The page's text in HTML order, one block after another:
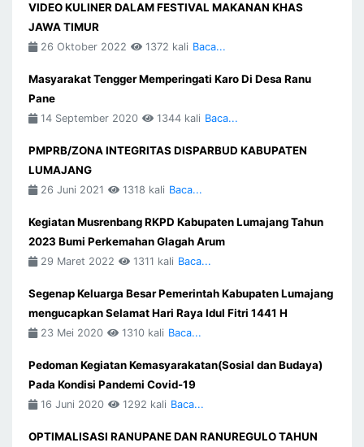
VIDEO KULINER DALAM FESTIVAL MAKANAN KHAS
JAWA TIMUR
26 Oktober 2022 1372 kali Baca...
Masyarakat Tengger Memperingati Karo Di Desa Ranu
Pane
14 September 2020 1344 kali Baca...
PMPRB/ZONA INTEGRITAS DISPARBUD KABUPATEN
LUMAJANG
26 Juni 2021 1318 kali Baca...
Kegiatan Musrenbang RKPD Kabupaten Lumajang Tahun
2023 Bumi Perkemahan Glagah Arum
29 Maret 2022 1311 kali Baca...
Segenap Keluarga Besar Pemerintah Kabupaten Lumajang
mengucapkan Selamat Hari Raya Idul Fitri 1441 H
23 Mei 2020 1310 kali Baca...
Pedoman Kegiatan Kemasyarakatan(Sosial dan Budaya)
Pada Kondisi Pandemi Covid-19
16 Juni 2020 1292 kali Baca...
OPTIMALISASI RANUPANE DAN RANUREGULO TAHUN